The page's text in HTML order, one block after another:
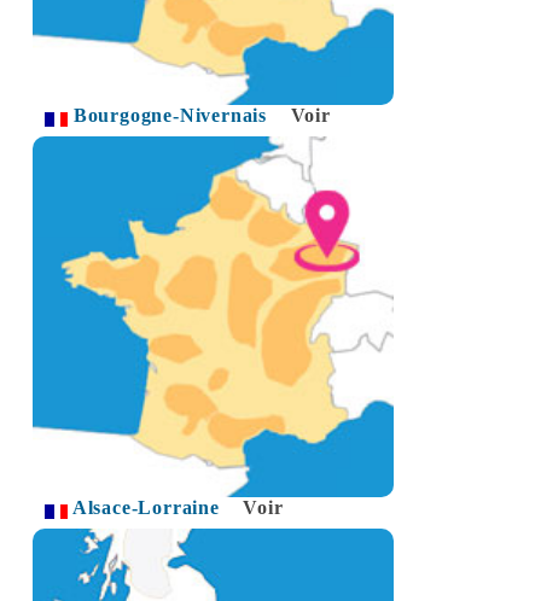
Bourgogne-Nivernais Voir
Alsace-Lorraine Voir